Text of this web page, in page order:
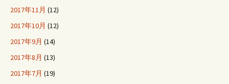
2017年11月 (12)
2017年10月 (12)
2017年9月 (14)
2017年8月 (13)
2017年7月 (19)